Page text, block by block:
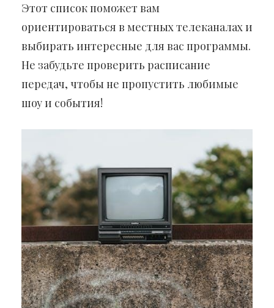
Этот список поможет вам
ориентироваться в местных телеканалах и
выбирать интересные для вас программы.
Не забудьте проверить расписание
передач, чтобы не пропустить любимые
шоу и события!